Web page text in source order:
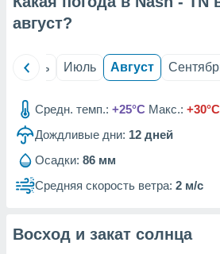
из
данных
август?
Июнь Июль Август
Средн. темп.: +25°C Макс.: +30°C
Дождливые дни: 12 дней
Осадки: 86 мм
Средняя скорость ветра: 2 м/с
Восход и закат солнца